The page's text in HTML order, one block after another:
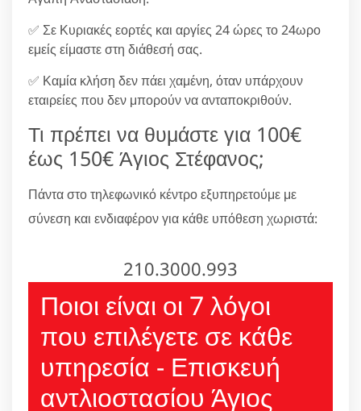
✅ Σε Κυριακές εορτές και αργίες 24 ώρες το 24ωρο
εμείς είμαστε στη διάθεσή σας.
✅ Καμία κλήση δεν πάει χαμένη, όταν υπάρχουν
εταιρείες που δεν μπορούν να ανταποκριθούν.
Τι πρέπει να θυμάστε για 100€
έως 150€ Άγιος Στέφανος;
Πάντα στο τηλεφωνικό κέντρο εξυπηρετούμε με
σύνεση και ενδιαφέρον για κάθε υπόθεση χωριστά:
210.3000.993
Ποιοι είναι οι 7 λόγοι
που επιλέγετε σε κάθε
υπηρεσία - Επισκευή
αντλιοστασίου Άγιος